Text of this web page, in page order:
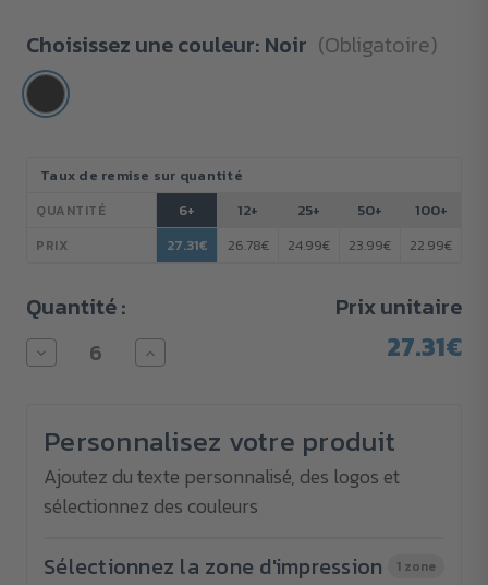
Choisissez une couleur: Noir (Obligatoire)
Stock
actuel :
Taux de remise sur quantité
QUANTITÉ
PRIX
6+
27.31€
12+
26.78€
25+
24.99€
50+
23.99€
100+
22.99€
Quantité :
Diminuer
la
de
poche
avec
batterie
externe
Augmenter
la
de
poche
avec
batterie
externe
Prix unitaire
27.31€
Personnalisez votre produit
Ajoutez du texte personnalisé, des logos et
sélectionnez des couleurs
Sélectionnez la zone d'impression 1 zone